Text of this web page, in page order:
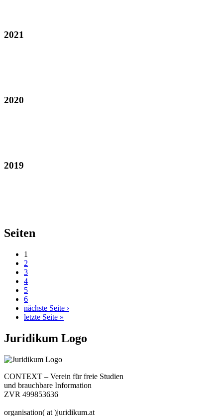
2021
2020
2019
Seiten
1
2
3
4
5
6
nächste Seite ›
letzte Seite »
Juridikum Logo
CONTEXT – Verein für freie Studien
und brauchbare Information
ZVR 499853636
organisation( at )juridikum.at